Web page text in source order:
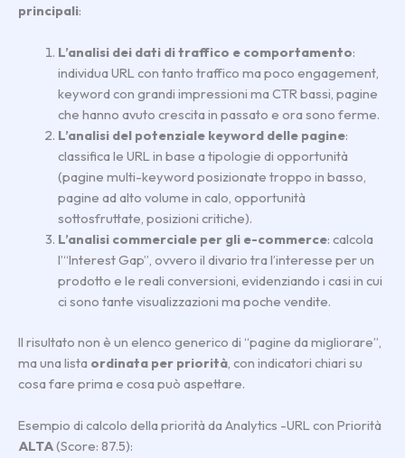
principali:
L’analisi dei dati di traffico e comportamento:
individua URL con tanto traffico ma poco engagement,
keyword con grandi impressioni ma CTR bassi, pagine
che hanno avuto crescita in passato e ora sono ferme.
L’analisi del potenziale keyword delle pagine:
classifica le URL in base a tipologie di opportunità
(pagine multi-keyword posizionate troppo in basso,
pagine ad alto volume in calo, opportunità
sottosfruttate, posizioni critiche).
L’analisi commerciale per gli e-commerce: calcola
l’“Interest Gap”, ovvero il divario tra l’interesse per un
prodotto e le reali conversioni, evidenziando i casi in cui
ci sono tante visualizzazioni ma poche vendite.
Il risultato non è un elenco generico di “pagine da migliorare”,
ma una lista ordinata per priorità, con indicatori chiari su
cosa fare prima e cosa può aspettare.
Esempio di calcolo della priorità da Analytics -URL con Priorità
ALTA(Score: 87.5):